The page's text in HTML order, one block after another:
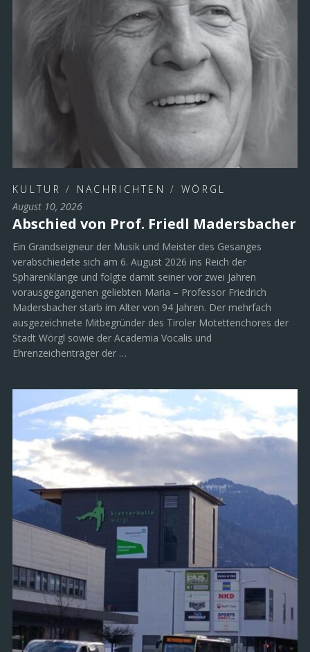
KULTUR / NACHRICHTEN /WÖRGL
August 10, 2026
Abschied von Prof. Friedl Madersbacher
Ein Grandseigneur der Musik und Meister des Gesanges
verabschiedete sich am 6. August 2026 ins Reich der
Sphärenklänge und folgte damit seiner vor zwei Jahren
vorausgegangenen geliebten Maria – Professor Friedrich
Madersbacher starb im Alter von 94 Jahren. Der mehrfach
ausgezeichnete Mitbegründer des Tiroler Motettenchores der
Stadt Wörgl sowie der Academia Vocalis und
Ehrenzeichenträger der …